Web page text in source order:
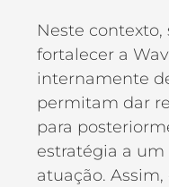
Neste
fortalecer a
internamente
permitam dar
para
estratégia a
atuação.